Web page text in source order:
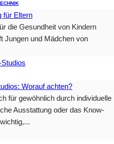
für Eltern
die Gesundheit von Kindern
Jungen und Mädchen von
Worauf achten?
für gewöhnlich durch individuelle
Ausstattung oder das Know-